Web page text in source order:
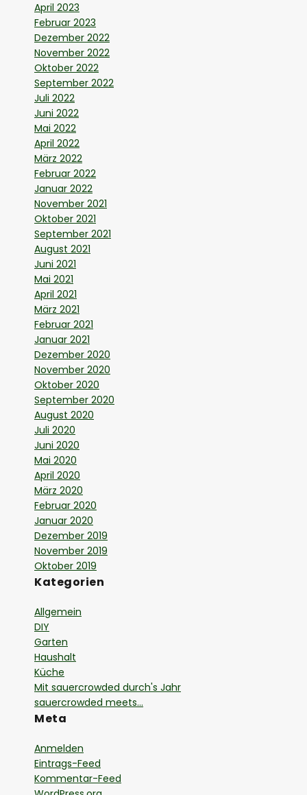
April 2023
Februar 2023
Dezember 2022
November 2022
Oktober 2022
September 2022
Juli 2022
Juni 2022
Mai 2022
April 2022
März 2022
Februar 2022
Januar 2022
November 2021
Oktober 2021
September 2021
August 2021
Juni 2021
Mai 2021
April 2021
März 2021
Februar 2021
Januar 2021
Dezember 2020
November 2020
Oktober 2020
September 2020
August 2020
Juli 2020
Juni 2020
Mai 2020
April 2020
März 2020
Februar 2020
Januar 2020
Dezember 2019
November 2019
Oktober 2019
Kategorien
Allgemein
DIY
Garten
Haushalt
Küche
Mit sauercrowded durch's Jahr
sauercrowded meets…
Meta
Anmelden
Eintrags-Feed
Kommentar-Feed